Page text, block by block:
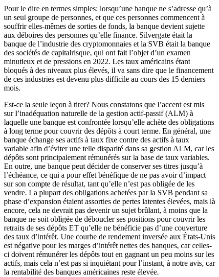
Pour le dire en termes simples: lorsqu’une banque ne s’adresse qu’à
un seul groupe de personnes, et que ces personnes commencent à
souffrir elles-mêmes de sorties de fonds, la banque devient sujette
aux déboires des personnes qu’elle finance. Silvergate était la
banque de l’industrie des cryptomonnaies et la SVB était la banque
des sociétés de capitalrisque, qui ont fait l’objet d’un examen
minutieux et de pressions en 2022. Les taux américains étant
bloqués à des niveaux plus élevés, il va sans dire que le financement
de ces industries est devenu plus difficile au cours des 15 derniers
mois.
Est-ce la seule leçon à tirer? Nous constatons que l’accent est mis
sur l’inadéquation naturelle de la gestion actif-passif (ALM) à
laquelle une banque est confrontée lorsqu’elle achète des obligations
à long terme pour couvrir des dépôts à court terme. En général, une
banque échange ses actifs à taux fixe contre des actifs à taux
variable afin d’éviter une telle disparité dans sa gestion ALM, car les
dépôts sont principalement rémunérés sur la base de taux variables.
En outre, une banque peut décider de conserver ses titres jusqu’à
l’échéance, ce qui a pour effet bénéfique de ne pas avoir d’impact
sur son compte de résultat, tant qu’elle n’est pas obligée de les
vendre. La plupart des obligations achetées par la SVB pendant sa
phase d’expansion étaient assorties de pertes latentes élevées, mais là
encore, cela ne devrait pas devenir un sujet brûlant, à moins que la
banque ne soit obligée de déboucler ses positions pour couvrir les
retraits de ses dépôts ET qu’elle ne bénéficie pas d’une couverture
des taux d’intérêt. Une courbe de rendement inversée aux États-Unis
est négative pour les marges d’intérêt nettes des banques, car celles-
ci doivent rémunérer les dépôts tout en gagnant un peu moins sur les
actifs, mais cela n’est pas si inquiétant pour l’instant, à notre avis, car
la rentabilité des banques américaines reste élevée.